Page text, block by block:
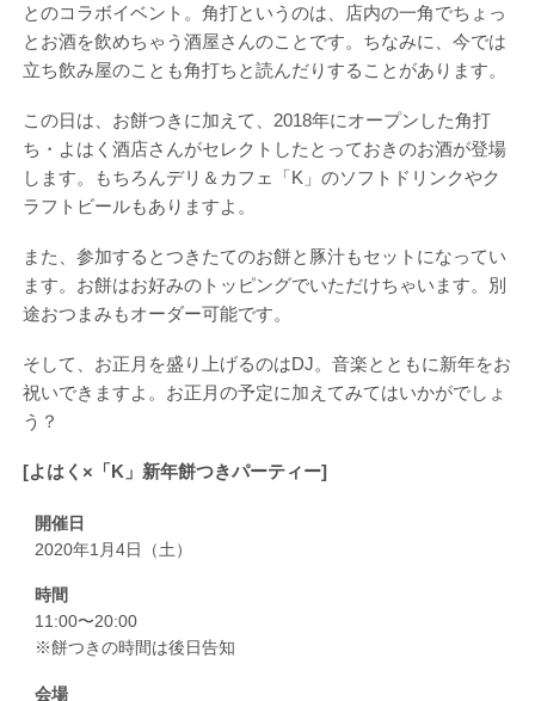
とのコラボイベント。角打というのは、店内の一角でちょっ
とお酒を飲めちゃう酒屋さんのことです。ちなみに、今では
立ち飲み屋のことも角打ちと読んだりすることがあります。
この日は、お餅つきに加えて、2018年にオープンした角打
ち・よはく酒店さんがセレクトしたとっておきのお酒が登場
します。もちろんデリ＆カフェ「K」のソフトドリンクやク
ラフトビールもありますよ。
また、参加するとつきたてのお餅と豚汁もセットになってい
ます。お餅はお好みのトッピングでいただけちゃいます。別
途おつまみもオーダー可能です。
そして、お正月を盛り上げるのはDJ。音楽とともに新年をお
祝いできますよ。お正月の予定に加えてみてはいかがでしょ
う？
[よはく×「K」新年餅つきパーティー]
開催日
2020年1月4日（土）
時間
11:00〜20:00
※餅つきの時間は後日告知
会場